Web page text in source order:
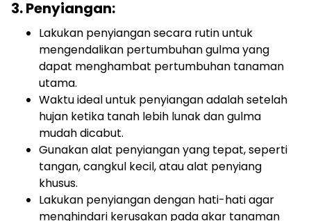
3. Penyiangan:
Lakukan penyiangan secara rutin untuk
mengendalikan pertumbuhan gulma yang
dapat menghambat pertumbuhan tanaman
utama.
Waktu ideal untuk penyiangan adalah setelah
hujan ketika tanah lebih lunak dan gulma
mudah dicabut.
Gunakan alat penyiangan yang tepat, seperti
tangan, cangkul kecil, atau alat penyiang
khusus.
Lakukan penyiangan dengan hati-hati agar
menghindari kerusakan pada akar tanaman